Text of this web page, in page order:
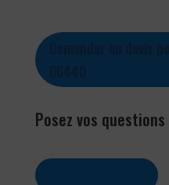
Posez vos questions